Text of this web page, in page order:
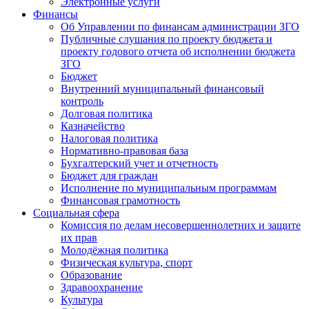
Финансы
Об Управлении по финансам администрации ЗГО
Публичные слушания по проекту бюджета и
проекту годового отчета об исполнении бюджета
ЗГО
Бюджет
Внутренний муниципальный финансовый
контроль
Долговая политика
Казначейство
Налоговая политика
Нормативно-правовая база
Бухгалтерский учет и отчетность
Бюджет для граждан
Исполнение по муниципальным программам
Финансовая грамотность
Социальная сфера
Комиссия по делам несовершеннолетних и защите
их прав
Молодёжная политика
Физическая культура, спорт
Образование
Здравоохранение
Культура